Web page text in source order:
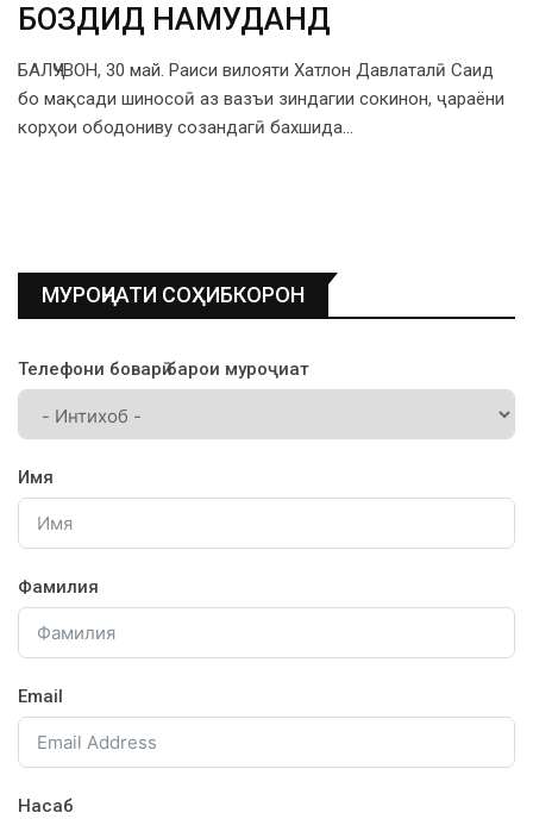
БОЗДИД НАМУДАНД
БАЛҶУВОН, 30 май. Раиси вилояти Хатлон Давлаталӣ Саид
бо мақсади шиносоӣ аз вазъи зиндагии сокинон, ҷараёни
корҳои ободониву созандагӣ бахшида…
МУРОҶИАТИ СОҲИБКОРОН
Телефони боварӣ барои муроҷиат
Имя
Фамилия
Email
Насаб